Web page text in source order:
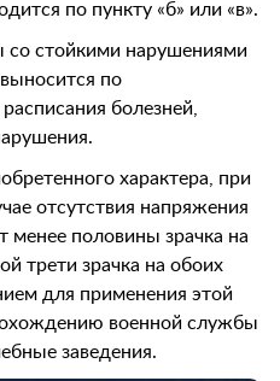
по пункту «б» или «в».
со стойкими нарушениями
по
болезней,
характера, при
отсутствия напряжения
половины зрачка на
трети зрачка на обоих
для применения этой
военной службы
заведения.